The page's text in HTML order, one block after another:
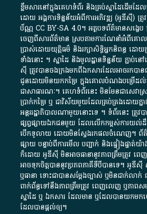
ខ្លឹមសារ​នៅ​ក្នុង​គេហទំព័រ និង​គ្រប់​ស្នា​ដៃ​ដើម​ដ
ដោយ​ អង្គការ​ទិន្នន័យ​អំពី​ការអភិវឌ្ឍ​​ (អូ​ឌី​ស៊ី)​ ត្រូវ​
ប័ណ្ណ​CC BY-SA 4.0។​ អត្ថបទ​ព័ត៌មាន​សង្ខេ
ចេញពី​សារព័ត៌មាន ស្របតាមការ​ណែនាំ​អំពី​គោល
ប្រាស់​ដោយ​យុត្តិធម៌​ និង​រក្សាសិទ្ធិអ្នកនិពន្ធ ដោយ​
ទាំង​នោះ​ ។​ ស្នាដៃ​ និង​មូលដ្ឋាន​ទិន្នន័យ ​ភ្ជាប់​
ស៊ី​ ត្រូវ​បាន​ចងក្រង​មក​ពី​ឯកសារ​ដែល​អាច​រក​បា
ជូន​ដោយ​មិន​យក​កម្រៃ​ ក្នុង​គោលបំណង​បម្រើ​ដល់ក
ជា​សាធារណៈ​។​ គេហទំព័រ​នេះ​ មិនមែន​ជា​សេវា​ស្រា
ប្រាក់​កម្រៃ​ ឬ​ ជា​វិស័យ​មួយ​ដែល​គ្រប់គ្រង​ដោយ​ភ្នាក់
អន្តររដ្ឋាភិបាល​ណាមួយ​នោះ​ទេ ​។​ ទំព័រ​នេះ​ ត្រូវ​
ផ្សព្វផ្សាយ​ឯកជន​មួយ​ ដែល​លើកកម្ពស់​ការ​យ
បើក​ទូលាយ​ ដោយ​មិនស្វែង​រក​ផល​ចំណេញ​។​ ព័ត៌ម
ផ្សាយ​ បន្ទាប់​ពី​ការ​មើល​ បញ្ជាក់​ និង​ផ្ទៀងផ្ទា
ក៏​ដោយ​ អូ​ឌី​ស៊ី​ មិន​អាច​ធានា​នូវ​ភាព​ត្រឹមត្រូវ​ ព
អាច​ទុកចិត្ត​បាននូវ​ប្រភព​ភាគី​ទី​បី​បាន​ទេ​។​ អូ​ឌី​ស៊ី​
ឬ​ធានា​ ទោះជា​បាន​សម្តែង​ច្បាស់​ ឬ​មិន​ជាក់លាក់​
ពាក់ព័ន្ធ​ទៅ​នឹង​ភាព​ត្រឹមត្រូវ​ ពេញលេញ​ ឬ​ភាព​
ស្នាដៃ​ ឬ​ ឯកសារ​ ដែល​មាន​ ឬ​ដែល​បាន​យក​ម
ដែល​បាន​ផ្តល់​ឲ្យ​។